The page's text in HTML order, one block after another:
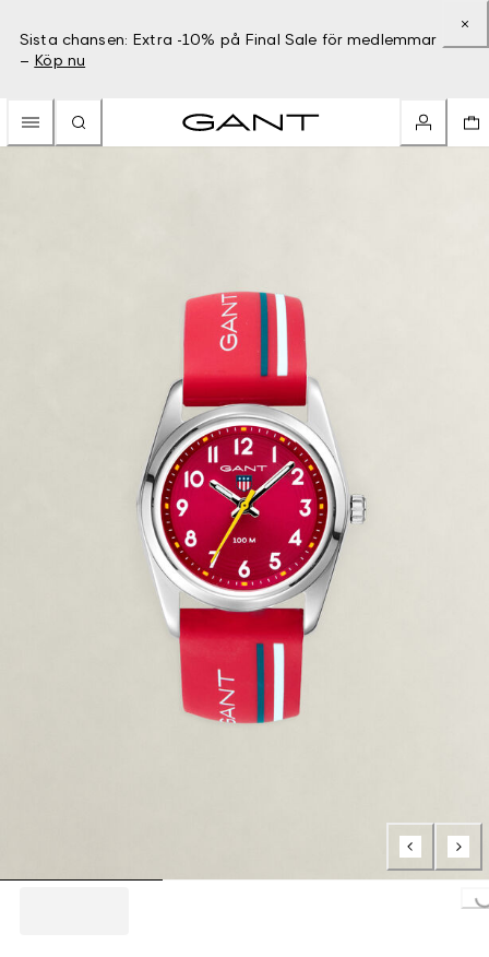
Sista chansen: Extra -10% på Final Sale för medlemmar
– Köp nu